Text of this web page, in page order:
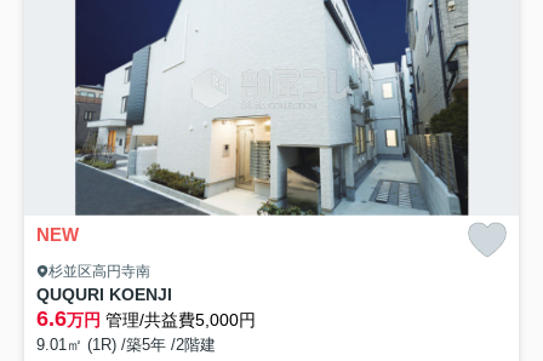
NEW
杉並区高円寺南
QUQURI KOENJI
6.6万円 管理/共益費5,000円
9.01㎡ (1R) /築5年 /2階建